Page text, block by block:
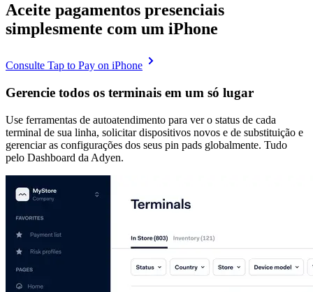
Aceite pagamentos presenciais
simplesmente com um iPhone
Consulte Tap to Pay on iPhone
Gerencie todos os terminais em um só lugar
Use ferramentas de autoatendimento para ver o status de cada
terminal de sua linha, solicitar dispositivos novos e de substituição e
gerenciar as configurações dos seus pin pads globalmente. Tudo
pelo Dashboard da Adyen.